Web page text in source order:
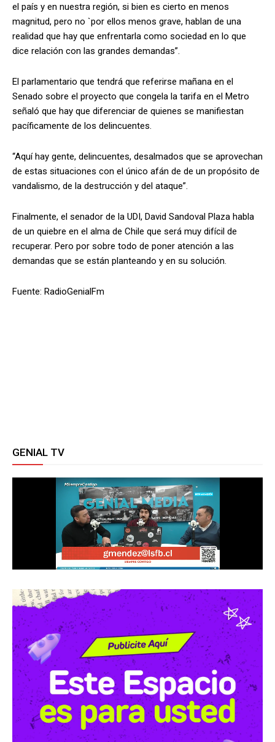
el país y en nuestra región, si bien es cierto en menos
magnitud, pero no `por ellos menos grave, hablan de una
realidad que hay que enfrentarla como sociedad en lo que
dice relación con las grandes demandas”.
El parlamentario que tendrá que referirse mañana en el
Senado sobre el proyecto que congela la tarifa en el Metro
señaló que hay que diferenciar de quienes se manifiestan
pacíficamente de los delincuentes.
“Aquí hay gente, delincuentes, desalmados que se aprovechan
de estas situaciones con el único afán de de un propósito de
vandalismo, de la destrucción y del ataque”.
Finalmente, el senador de la UDI, David Sandoval Plaza habla
de un quiebre en el alma de Chile que será muy difícil de
recuperar. Pero por sobre todo de poner atención a las
demandas que se están planteando y en su solución.
Fuente: RadioGenialFm
GENIAL TV